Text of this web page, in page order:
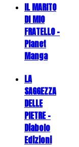
IL MARITO
DI MIO
FRATELLO -
Planet
Manga
LA
SAGGEZZA
DELLE
PIETRE -
Diabolo
Edizioni